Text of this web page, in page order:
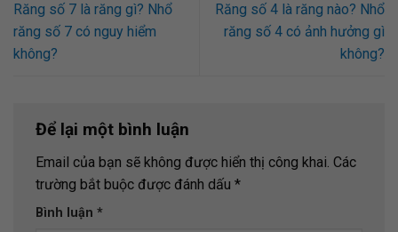
Răng số 7 là răng gì? Nhổ
răng số 7 có nguy hiểm
không?
Răng số 4 là răng nào? Nhổ
răng số 4 có ảnh hưởng gì
không?
Để lại một bình luận
Email của bạn sẽ không được hiển thị công khai. Các
trường bắt buộc được đánh dấu *
Bình luận *